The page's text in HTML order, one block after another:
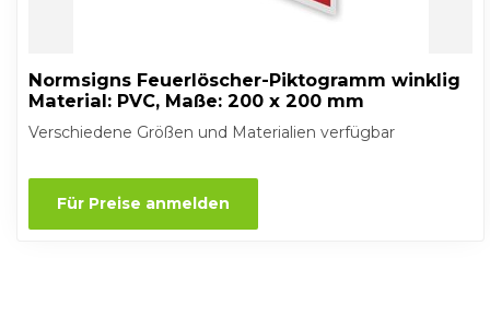
Normsigns Feuerlöscher-Piktogramm winklig
Material: PVC, Maße: 200 x 200 mm
Verschiedene Größen und Materialien verfügbar
Für Preise anmelden